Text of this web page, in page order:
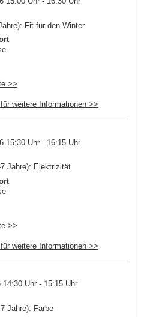
Fit für den Winter
>>
weitere Informationen >>
15:30 Uhr - 16:15 Uhr
Jahre): Elektrizität
>>
weitere Informationen >>
14:30 Uhr - 15:15 Uhr
Jahre): Farbe